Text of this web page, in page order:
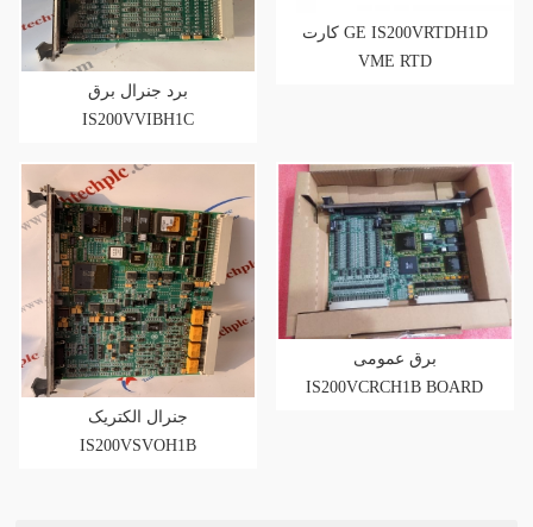
برد جنرال برق
IS200VVIBH1C
کارت GE IS200VRTDH1D
VME RTD
جنرال الکتریک
IS200VSVOH1B
برق عمومی
IS200VCRCH1B BOARD